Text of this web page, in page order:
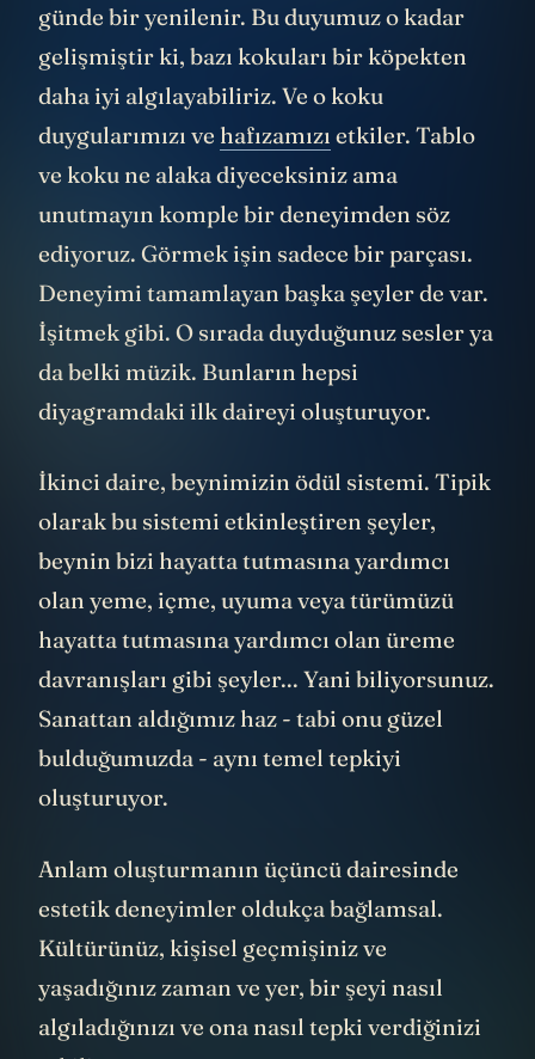
günde bir yenilenir. Bu duyumuz o kadar
gelişmiştir ki, bazı kokuları bir köpekten
daha iyi algılayabiliriz. Ve o koku
duygularımızı ve hafızamızı etkiler. Tablo
ve koku ne alaka diyeceksiniz ama
unutmayın komple bir deneyimden söz
ediyoruz. Görmek işin sadece bir parçası.
Deneyimi tamamlayan başka şeyler de var.
İşitmek gibi. O sırada duyduğunuz sesler ya
da belki müzik. Bunların hepsi
diyagramdaki ilk daireyi oluşturuyor.
İkinci daire, beynimizin ödül sistemi. Tipik
olarak bu sistemi etkinleştiren şeyler,
beynin bizi hayatta tutmasına yardımcı
olan yeme, içme, uyuma veya türümüzü
hayatta tutmasına yardımcı olan üreme
davranışları gibi şeyler... Yani biliyorsunuz.
Sanattan aldığımız haz - tabi onu güzel
bulduğumuzda - aynı temel tepkiyi
oluşturuyor.
Anlam oluşturmanın üçüncü dairesinde
estetik deneyimler oldukça bağlamsal.
Kültürünüz, kişisel geçmişiniz ve
yaşadığınız zaman ve yer, bir şeyi nasıl
algıladığınızı ve ona nasıl tepki verdiğinizi